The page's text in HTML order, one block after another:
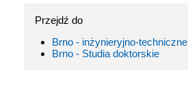
Przejdź do
Brno - inżynieryjno-techniczne
Brno - Studia doktorskie